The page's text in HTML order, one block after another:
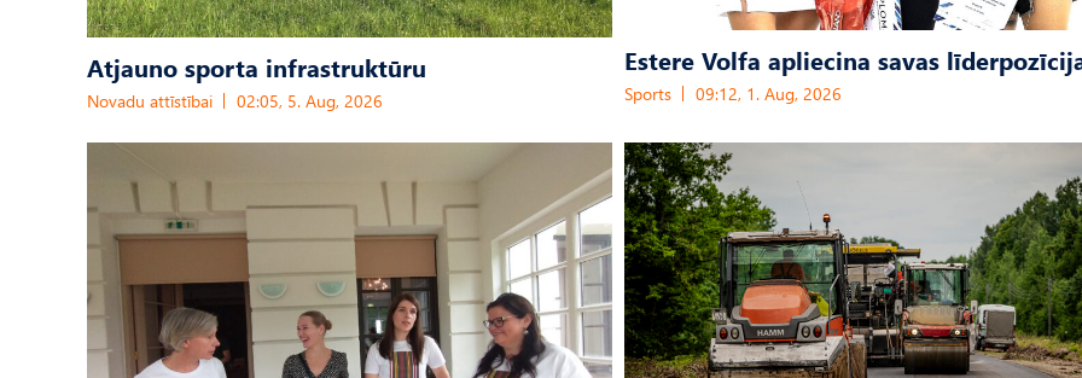
Atjauno sporta infrastruktūru
Novadu attīstībai 02:05, 5. Aug, 2026
Estere Volfa apliecina savas
Sports 09:12, 1. Aug, 2026